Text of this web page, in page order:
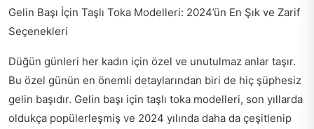
Gelin Başı İçin Taşlı Toka Modelleri: 2024’ün En Şık ve Zarif
Seçenekleri
Düğün günleri her kadın için özel ve unutulmaz anlar taşır.
Bu özel günün en önemli detaylarından biri de hiç şüphesiz
gelin başıdır. Gelin başı için taşlı toka modelleri, son yıllarda
oldukça popülerleşmiş ve 2024 yılında daha da çeşitlenip